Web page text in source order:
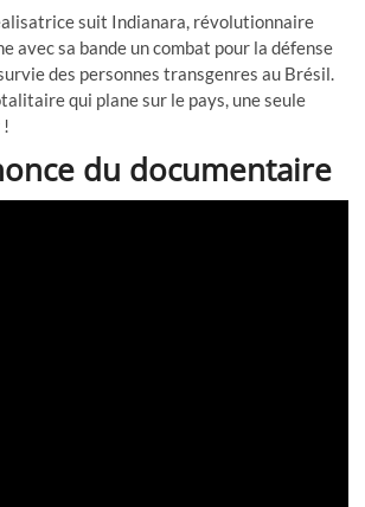
suit Indianara, révolutionnaire
avec sa bande un combat pour la défense
des personnes transgenres au Brésil.
qui plane sur le pays, une seule
!
du documentaire